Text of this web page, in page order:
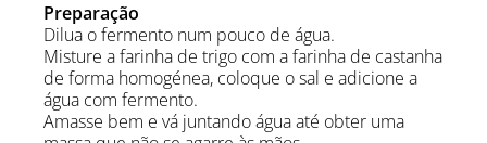
Preparação
Dilua o fermento num pouco de água.
Misture a farinha de trigo com a farinha de castanha
de forma homogénea, coloque o sal e adicione a
água com fermento.
Amasse bem e vá juntando água até obter uma